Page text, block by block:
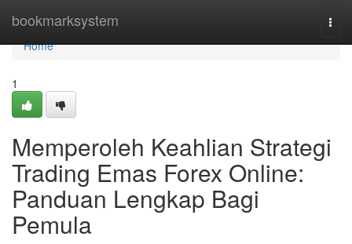
bookmarksystem
Home
Home
1
Memperoleh Keahlian Strategi
Trading Emas Forex Online:
Panduan Lengkap Bagi
Pemula